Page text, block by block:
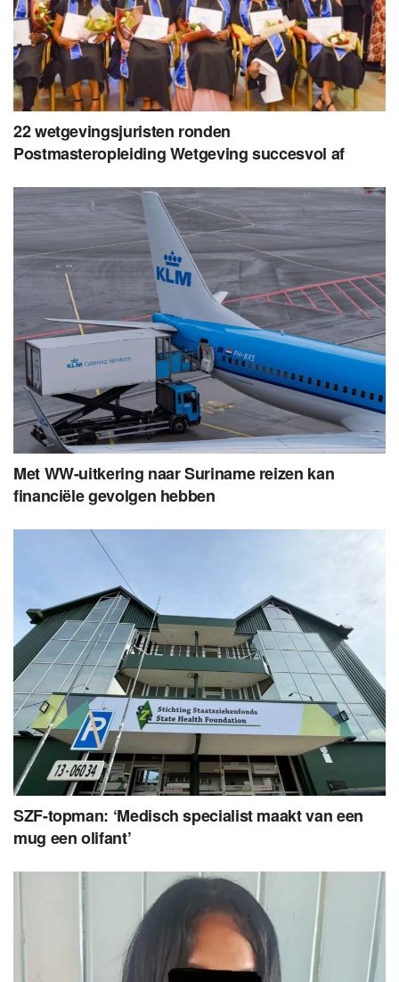
22 wetgevingsjuristen ronden
Postmasteropleiding Wetgeving succesvol af
Met WW-uitkering naar Suriname reizen kan
financiële gevolgen hebben
SZF-topman: ‘Medisch specialist maakt van een
mug een olifant’